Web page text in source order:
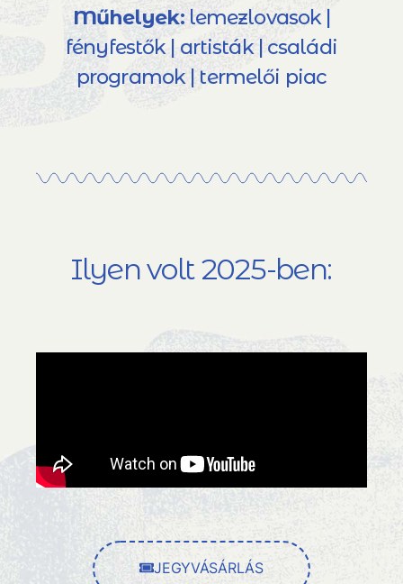
Műhelyek:lemezlovasok |
fényfestők | artisták | családi
programok | termelői piac
Ilyen volt 2025-ben:
JEGYVÁSÁRLÁS